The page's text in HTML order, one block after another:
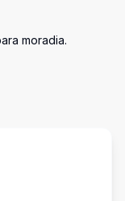
moradia.